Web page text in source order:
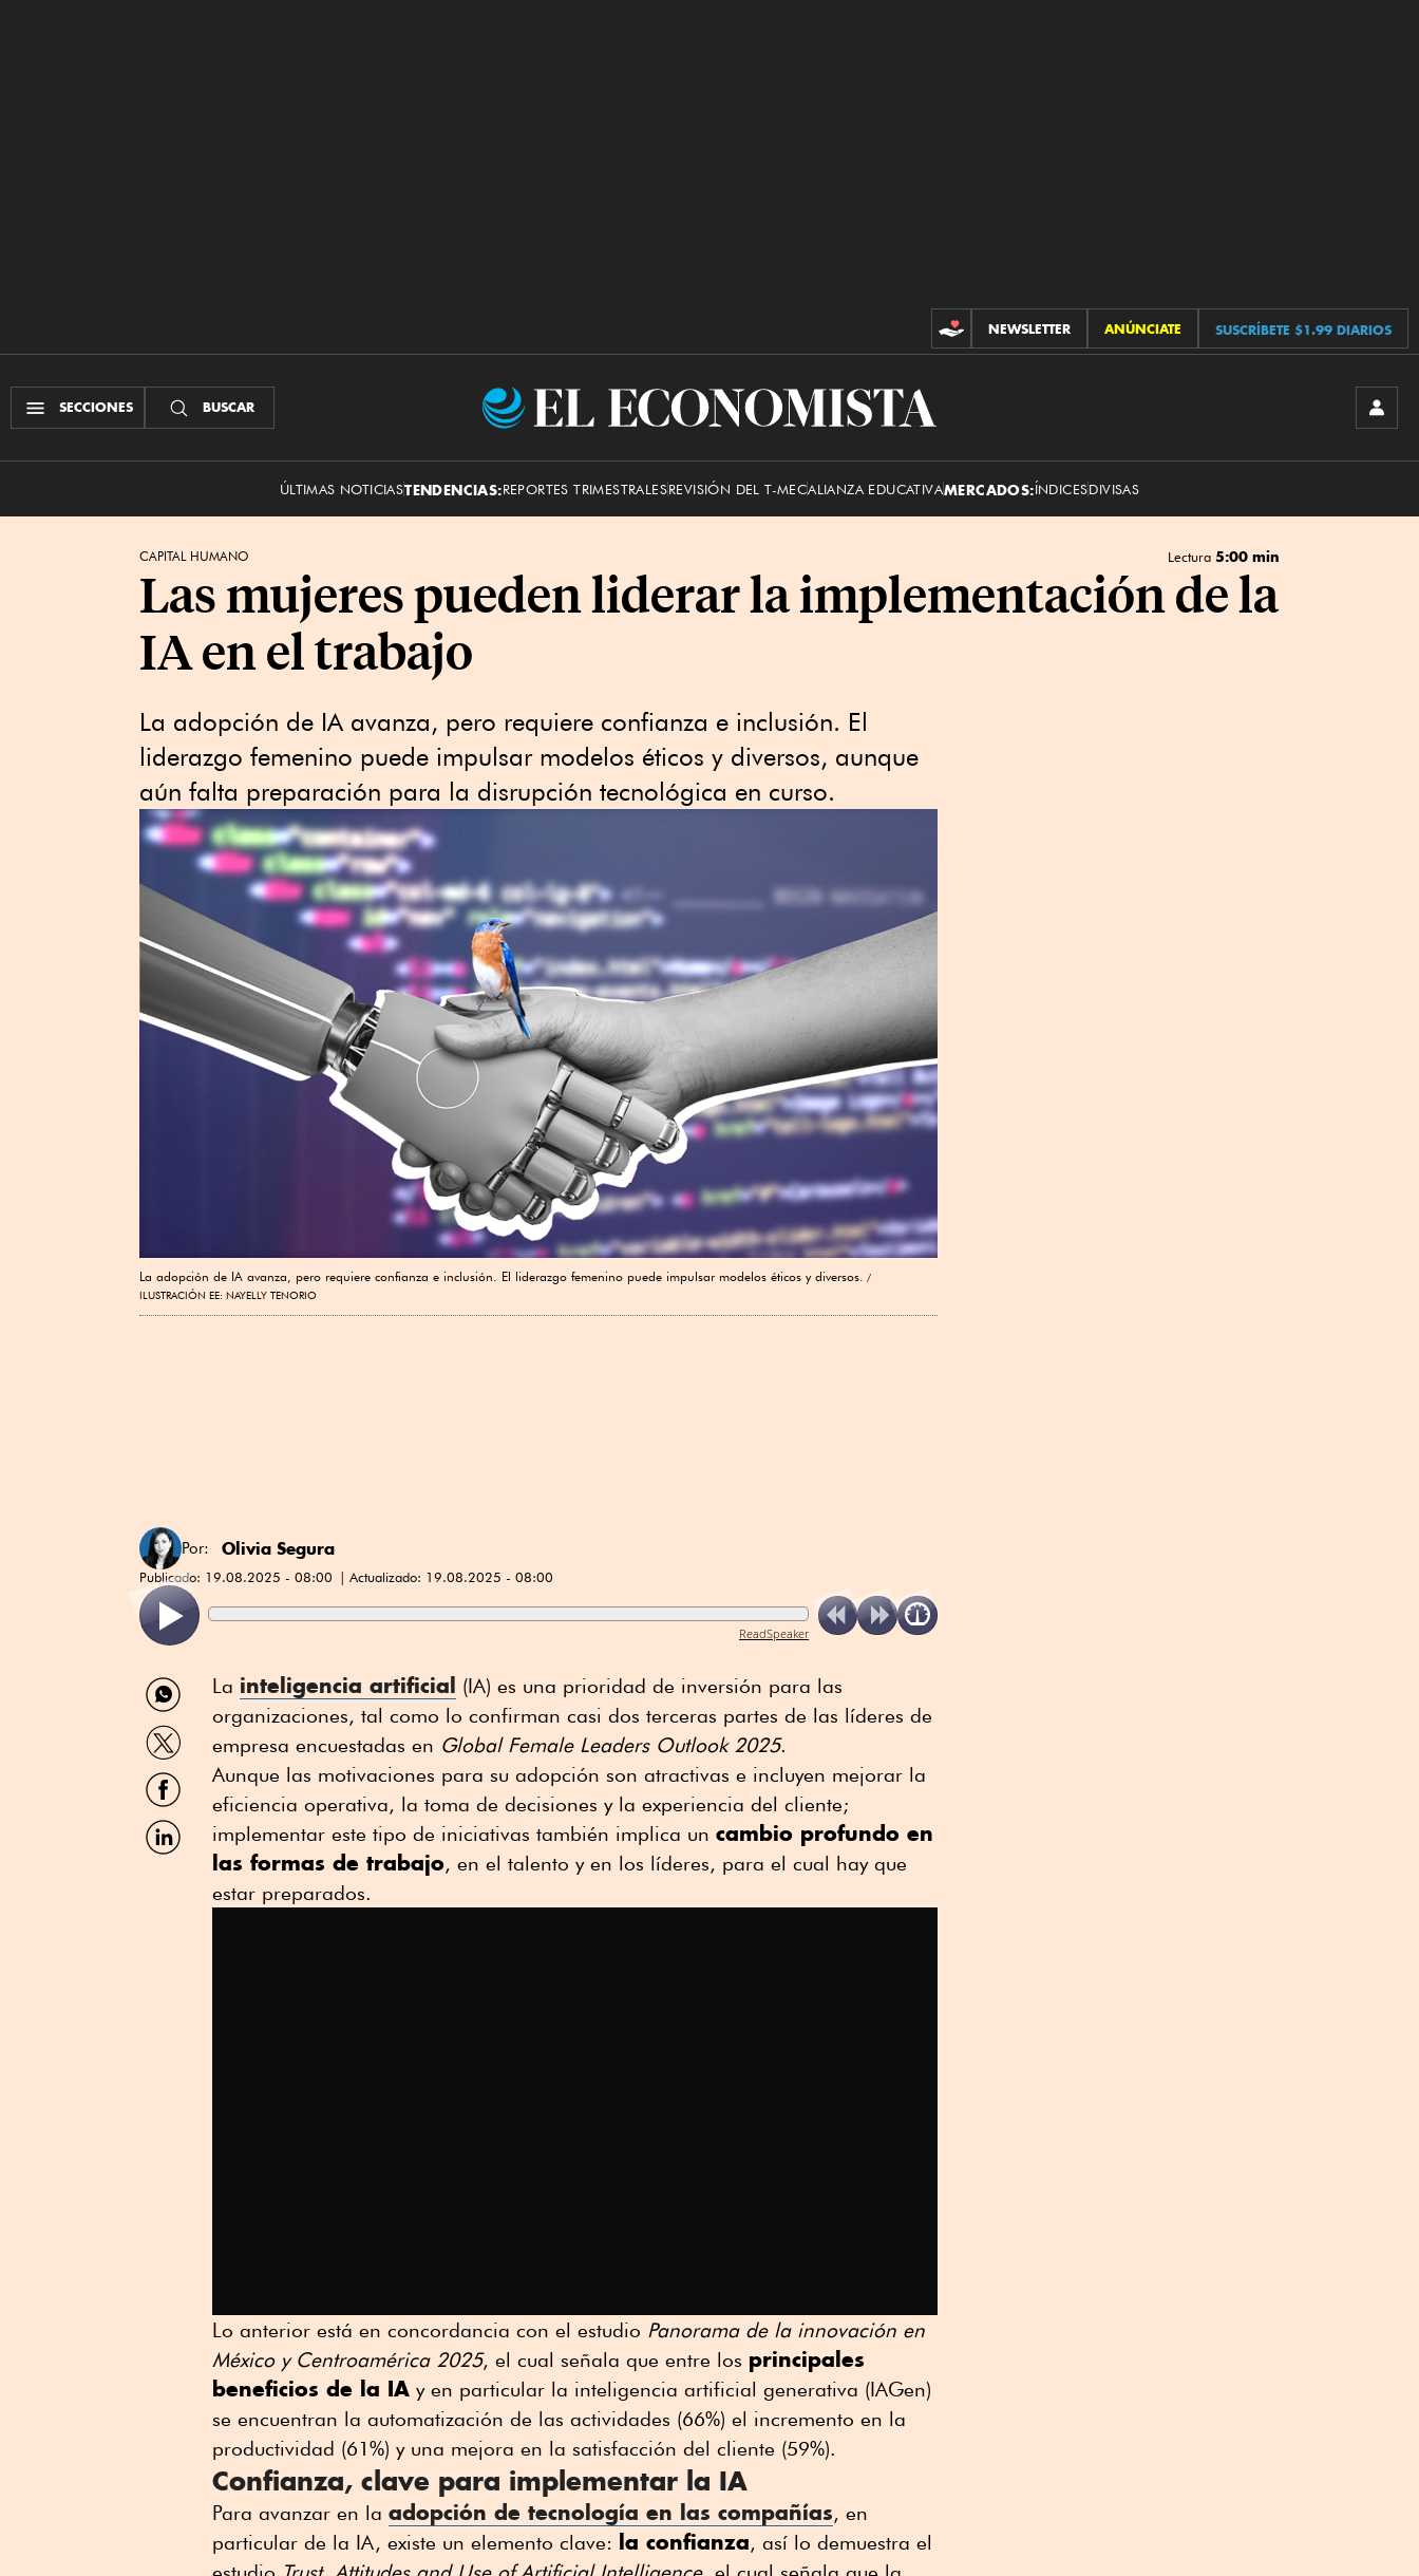
CONTRIBUCIONES
NEWSLETTER ANÚNCIATE SUSCRÍBETE $1.99 DIARIOS
SECCIONES BUSCAR
El
ÚLTIMAS NOTICIASTENDENCIAS:REPORTES TRIMESTRALESREVISIÓN DEL T-MECALIANZA EDUCATIVAMERCADOS:ÍNDICESDIVISAS
CAPITAL HUMANO Lectura 5:00 min
Las mujeres pueden liderar la implementación de la
IA en el trabajo
La adopción de IA avanza, pero requiere confianza e inclusión. El
liderazgo femenino puede impulsar modelos éticos y diversos, aunque
aún falta preparación para la disrupción tecnológica en curso.
La adopción de IA avanza, pero requiere confianza e inclusión. El liderazgo femenino puede impulsar modelos éticos y diversos.
ILUSTRACIÓN EE: NAYELLY TENORIO
Por: Olivia Segura
Publicado: 19.08.2025 - 08:00 Actualizado: 19.08.2025 - 08:00
ReadSpeaker
Compartir
por
WhatsApp
Compartir
por
Twitter
Compartir
por
Facebook
Compartir
por
La inteligencia artificial (IA) es una prioridad de inversión para las
organizaciones, tal como lo confirman casi dos terceras partes de las líderes de
empresa encuestadas en Global Female Leaders Outlook 2025.
Aunque las motivaciones para su adopción son atractivas e incluyen mejorar la
eficiencia operativa, la toma de decisiones y la experiencia del cliente;
implementar este tipo de iniciativas también implica un cambio profundo en
las formas de trabajo, en el talento y en los líderes, para el cual hay que
estar preparados.
Lo anterior está en concordancia con el estudio Panorama de la innovación en
México y Centroamérica 2025, el cual señala que entre los principales
beneficios de la IA y en particular la inteligencia artificial generativa (IAGen)
se encuentran la automatización de las actividades (66%) el incremento en la
productividad (61%) y una mejora en la satisfacción del cliente (59%).
Confianza, clave para implementar la IA
Para avanzar en la adopción de tecnología en las compañías, en
particular de la IA, existe un elemento clave:
la confianza, así lo demuestra el